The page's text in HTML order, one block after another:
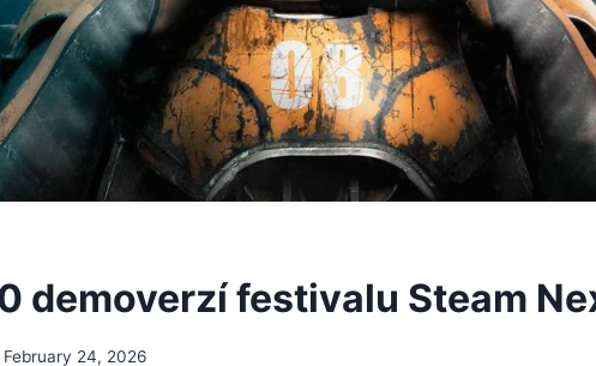
demoverzí festivalu Steam
February 24, 2026